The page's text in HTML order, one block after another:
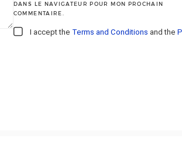
DANS LE NAVIGATEUR POUR MON PROCHAIN
COMMENTAIRE.
I accept the Terms and Conditions and the